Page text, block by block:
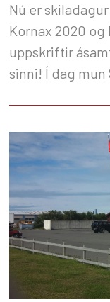
Nú er
Kornax 2020
uppskriftir
sinni! Í dag mun
komnar í úrslit.